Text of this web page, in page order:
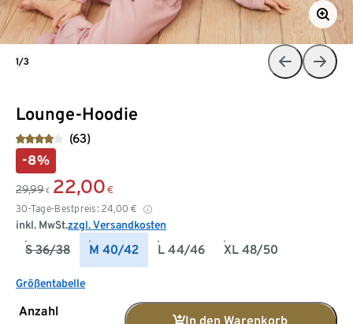
Lounge-Hoodie
(63)
-8%
29,99 € 22,00 €
30-Tage-Bestpreis: 24,00 €
inkl. MwSt.zzgl. Versandkosten
S 36/38 M 40/42 L 44/46 XL 48/50
Größentabelle
Anzahl
In den Warenkorb
1/3